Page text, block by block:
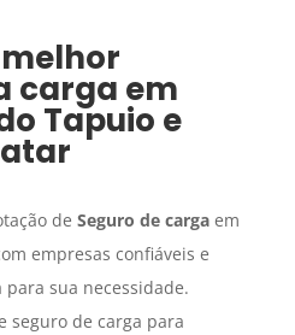
carga em
Tapuio e
de Seguro de cargaem
empresas confiáveis e
sua necessidade.
seguro de carga para